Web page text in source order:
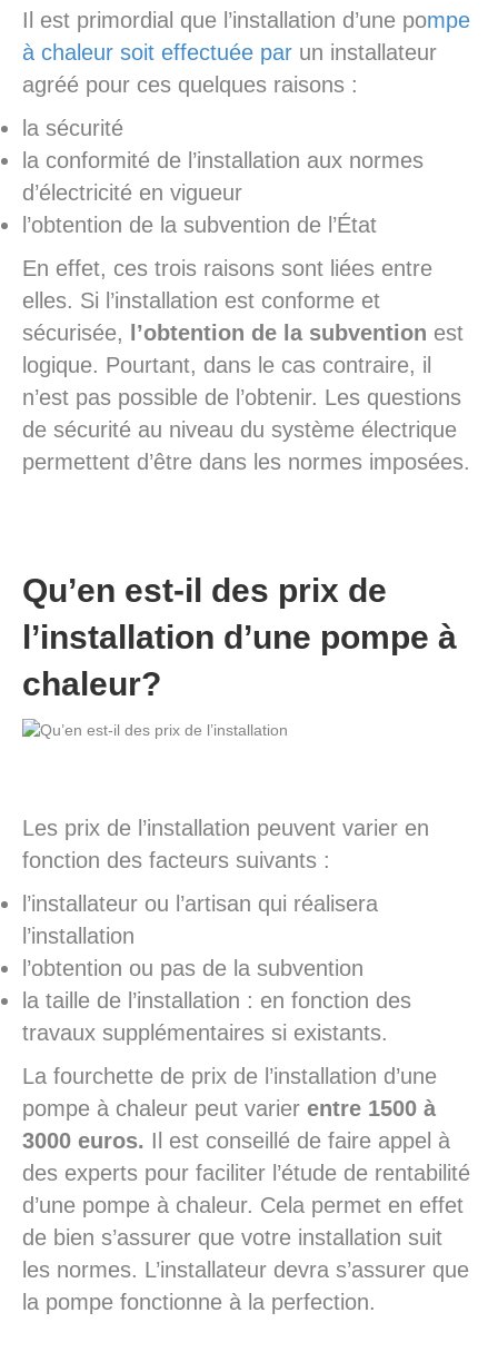
Il est primordial que l’installation d’une pompe
à chaleur soit effectuée par un installateur
agréé pour ces quelques raisons :
la sécurité
la conformité de l’installation aux normes
d’électricité en vigueur
l’obtention de la subvention de l’État
En effet, ces trois raisons sont liées entre
elles. Si l’installation est conforme et
sécurisée,
l’obtention de la subvention est
logique. Pourtant, dans le cas contraire, il
n’est pas possible de l’obtenir. Les questions
de sécurité au niveau du système électrique
permettent d’être dans les normes imposées.
Qu’en est-il des prix de
l’installation d’une pompe à
chaleur?
Les prix de l’installation peuvent varier en
fonction des facteurs suivants :
l’installateur ou l’artisan qui réalisera
l’installation
l’obtention ou pas de la subvention
la taille de l’installation : en fonction des
travaux supplémentaires si existants.
La fourchette de prix de l’installation d’une
pompe à chaleur peut varier entre 1500 à
3000 euros. Il est conseillé de faire appel à
des experts pour faciliter l’étude de rentabilité
d’une pompe à chaleur. Cela permet en effet
de bien s’assurer que votre installation suit
les normes. L’installateur devra s’assurer que
la pompe fonctionne à la perfection.